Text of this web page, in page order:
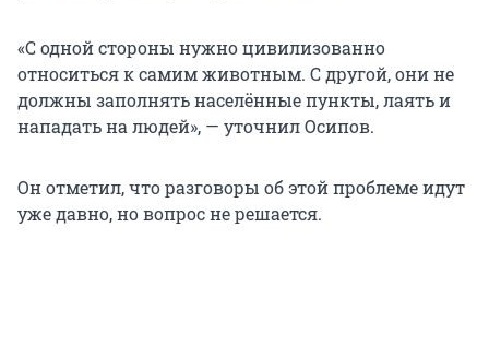
«С одной стороны нужно цивилизованно
относиться к самим животным. С другой, они не
должны заполнять населённые пункты, лаять и
нападать на людей», — уточнил Осипов.
Он отметил, что разговоры об этой проблеме идут
уже давно, но вопрос не решается.